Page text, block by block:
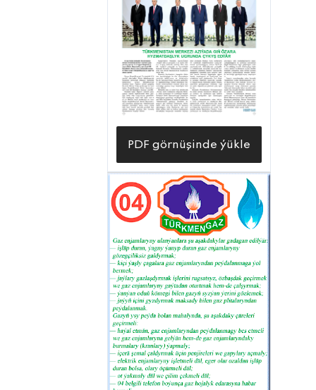
PDF görnüşinde ýükle